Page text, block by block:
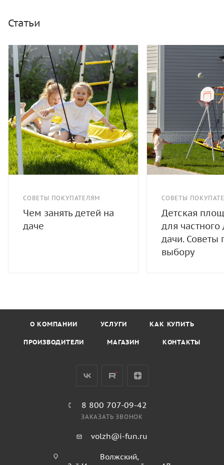
Статьи
СОВЕТЫ ПОКУПАТЕЛЯМ
Чем занять детей на
даче
СОВЕТЫ
Детская
для
дачи. Советы
выбору
О КОМПАНИИ УСЛУГИ КАК КУПИТЬ
ПРОИЗВОДИТЕЛИ МАГАЗИН КОНТАКТЫ
8 800 707-09-42
ЗАКАЗАТЬ ЗВОНОК
volzh@i-fun.ru
Волжский,